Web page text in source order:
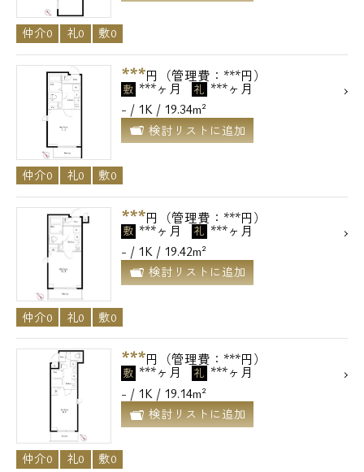
仲介0 礼0 敷0
***円（管理費：***円）
敷 ***ヶ月 礼 ***ヶ月
- / 1K / 19.34m²
検討リストに追加
仲介0 礼0 敷0
***円（管理費：***円）
敷 ***ヶ月 礼 ***ヶ月
- / 1K / 19.42m²
検討リストに追加
仲介0 礼0 敷0
***円（管理費：***円）
敷 ***ヶ月 礼 ***ヶ月
- / 1K / 19.14m²
検討リストに追加
仲介0 礼0 敷0